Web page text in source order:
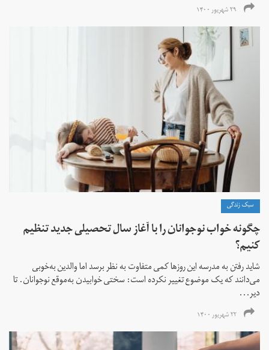
۲۹ شهریور ۱۴۰۰
سبک زندگی
چگونه خواب نوجوانان را با آغاز سال تحصیلی جدید تنظیم
کنیم؟
شاید رفتن به مدرسه این روزها کمی متفاوت به نظر برسد اما والدین به‌خوبی
می‌دانند که یک موضوع تغییر نکرده است: سختی خوابیدن به‌موقع نوجوانان. تا
دیر‌‌...
۲۲ شهریور ۱۴۰۰